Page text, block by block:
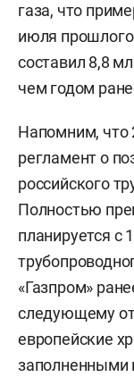
газа, что
июля
составил 8,8
чем годом
Напомним, что
регламент о
российского
Полностью
планируется с
«Газпром»
следующему
европейские
заполненными